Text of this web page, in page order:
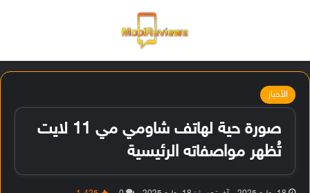
الأخبار
صورة حية لهاتف شاومي مي 11 لايت
تُظهر مواصفاته الرئيسية